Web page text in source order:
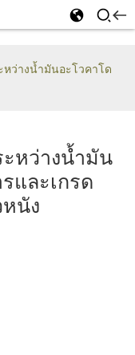
หว่างน้ำมันอะโวคาโด
หว่างน้ำมัน
และเกรด
นัง